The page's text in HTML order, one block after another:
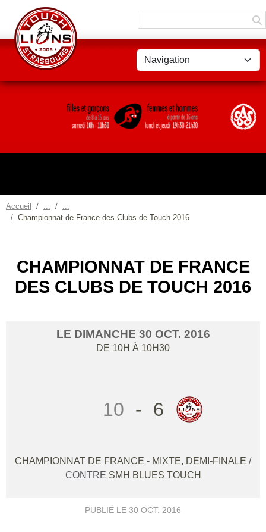
Accueil
Championnat de France des Clubs de Touch 2016
CHAMPIONNAT DE FRANCE
DES CLUBS DE TOUCH 2016
LE DIMANCHE 30 OCT. 2016
DE 10H À 10H30
10 - 6
CHAMPIONNAT DE FRANCE - MIXTE, DEMI-FINALE /
CONTRE SMH BLUES TOUCH
PUBLIÉ LE 30 OCT. 2016
Panneau de gestion des cookies